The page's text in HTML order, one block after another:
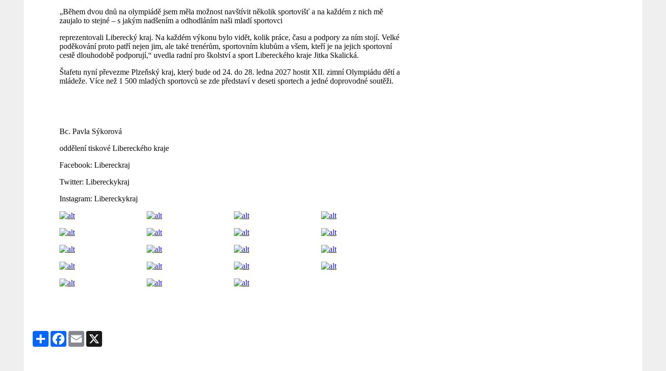
„Během dvou dnů na olympiádě jsem měla možnost navštívit několik sportovišť a na každém z nich mě
zaujalo to stejné – s jakým nadšením a odhodláním naši mladí sportovci
reprezentovali Liberecký kraj. Na každém výkonu bylo vidět, kolik práce, času a podpory za ním stojí. Velké
poděkování proto patří nejen jim, ale také trenérům, sportovním klubům a všem, kteří je na jejich sportovní
cestě dlouhodobě podporují,“ uvedla radní pro školství a sport Libereckého kraje Jitka Skalická.
Štafetu nyní převezme Plzeňský kraj, který bude od 24. do 28. ledna 2027 hostit XII. zimní Olympiádu dětí a
mládeže. Více než 1 500 mladých sportovců se zde představí v deseti sportech a jedné doprovodné soutěži.
Bc. Pavla Sýkorová
oddělení tiskové Libereckého kraje
Facebook: Libereckraj
Twitter: Libereckykraj
Instagram: Libereckykraj
Share Facebook
Email